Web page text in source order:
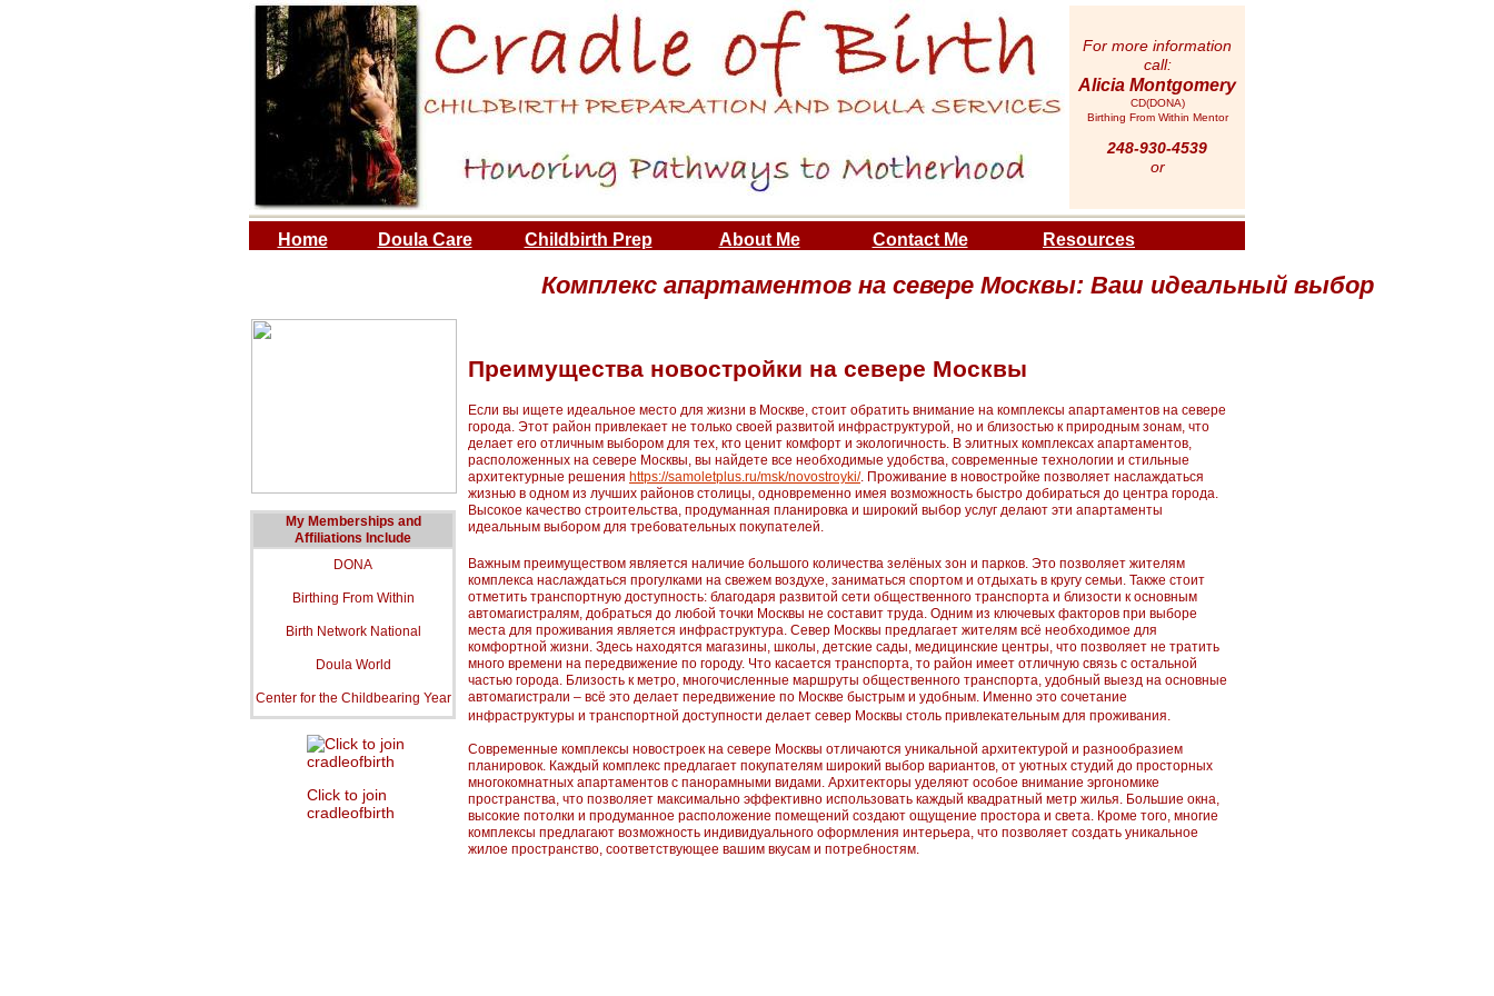
For more information
call:
Alicia Montgomery
CD(DONA)
Birthing From Within Mentor
248-930-4539
or
Home Doula Care Childbirth Prep About Me Contact Me Resources
Комплекс апартаментов на севере Москвы: Ваш идеальный выбор
Click to join
cradleofbirth
Преимущества новостройки на севере Москвы
Если вы ищете идеальное место для жизни в Москве, стоит обратить внимание на комплексы апартаментов на севере
города. Этот район привлекает не только своей развитой инфраструктурой, но и близостью к природным зонам, что
делает его отличным выбором для тех, кто ценит комфорт и экологичность. В элитных комплексах апартаментов,
расположенных на севере Москвы, вы найдете все необходимые удобства, современные технологии и стильные
архитектурные решения https://samoletplus.ru/msk/novostroyki/. Проживание в новостройке позволяет наслаждаться
жизнью в одном из лучших районов столицы, одновременно имея возможность быстро добираться до центра города.
Высокое качество строительства, продуманная планировка и широкий выбор услуг делают эти апартаменты
идеальным выбором для требовательных покупателей.
Важным преимуществом является наличие большого количества зелёных зон и парков. Это позволяет жителям
комплекса наслаждаться прогулками на свежем воздухе, заниматься спортом и отдыхать в кругу семьи. Также стоит
отметить транспортную доступность: благодаря развитой сети общественного транспорта и близости к основным
автомагистралям, добраться до любой точки Москвы не составит труда. Одним из ключевых факторов при выборе
места для проживания является инфраструктура. Север Москвы предлагает жителям всё необходимое для
комфортной жизни. Здесь находятся магазины, школы, детские сады, медицинские центры, что позволяет не тратить
много времени на передвижение по городу. Что касается транспорта, то район имеет отличную связь с остальной
частью города. Близость к метро, многочисленные маршруты общественного транспорта, удобный выезд на основные
автомагистрали – всё это делает передвижение по Москве быстрым и удобным. Именно это сочетание
инфраструктуры и транспортной доступности делает север Москвы столь привлекательным для проживания.
Современные комплексы новостроек на севере Москвы отличаются уникальной архитектурой и разнообразием
планировок. Каждый комплекс предлагает покупателям широкий выбор вариантов, от уютных студий до просторных
многокомнатных апартаментов с панорамными видами. Архитекторы уделяют особое внимание эргономике
пространства, что позволяет максимально эффективно использовать каждый квадратный метр жилья. Большие окна,
высокие потолки и продуманное расположение помещений создают ощущение простора и света. Кроме того, многие
комплексы предлагают возможность индивидуального оформления интерьера, что позволяет создать уникальное
жилое пространство, соответствующее вашим вкусам и потребностям.
My Memberships and
Affiliations Include
DONA
Birthing From Within
Birth Network National
Doula World
Center for the Childbearing Year